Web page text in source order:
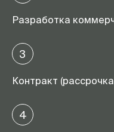
Разработка
3
Контракт
4